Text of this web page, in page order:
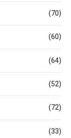
(70)
(60)
(64)
(52)
(72)
(33)